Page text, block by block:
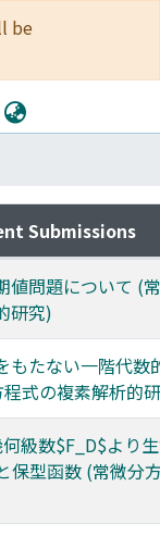
be
Submissions
値問題について (
研究)
もたない一階代数
式の複素解析的
級数$F_D$より
保型函数 (常微分